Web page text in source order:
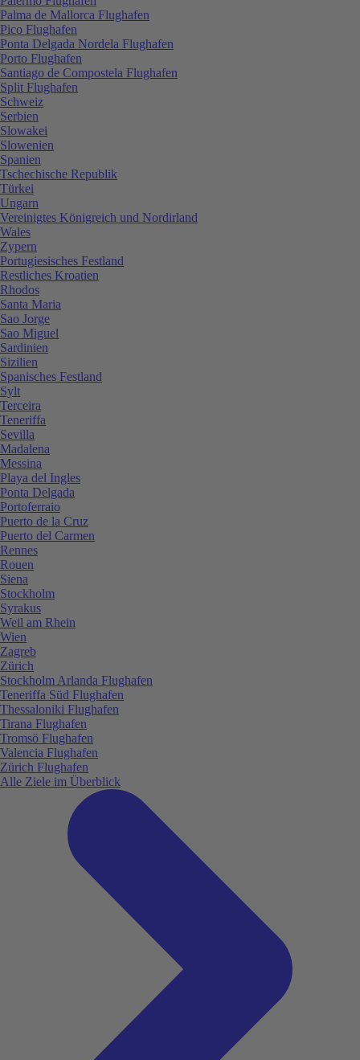
Palma de Mallorca Flughafen
Pico Flughafen
Ponta Delgada Nordela Flughafen
Porto Flughafen
Santiago de Compostela Flughafen
Split Flughafen
Schweiz
Serbien
Slowakei
Slowenien
Spanien
Tschechische Republik
Türkei
Ungarn
Vereinigtes Königreich und Nordirland
Wales
Zypern
Portugiesisches Festland
Restliches Kroatien
Rhodos
Santa Maria
Sao Jorge
Sao Miguel
Sardinien
Sizilien
Spanisches Festland
Sylt
Terceira
Teneriffa
Sevilla
Madalena
Messina
Playa del Ingles
Ponta Delgada
Portoferraio
Puerto de la Cruz
Puerto del Carmen
Rennes
Rouen
Siena
Stockholm
Syrakus
Weil am Rhein
Wien
Zagreb
Zürich
Stockholm Arlanda Flughafen
Teneriffa Süd Flughafen
Thessaloniki Flughafen
Tirana Flughafen
Tromsö Flughafen
Valencia Flughafen
Zürich Flughafen
Alle Ziele im Überblick